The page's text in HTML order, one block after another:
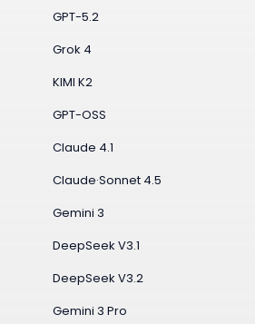
GPT-5.2
Grok 4
KIMI K2
GPT-OSS
Claude 4.1
Claude·Sonnet 4.5
Gemini 3
DeepSeek V3.1
DeepSeek V3.2
Gemini 3 Pro